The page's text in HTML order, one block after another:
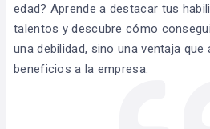
edad? Aprende a destacar tus
talentos y descubre cómo
una debilidad, sino una ventaja que
beneficios a la empresa.